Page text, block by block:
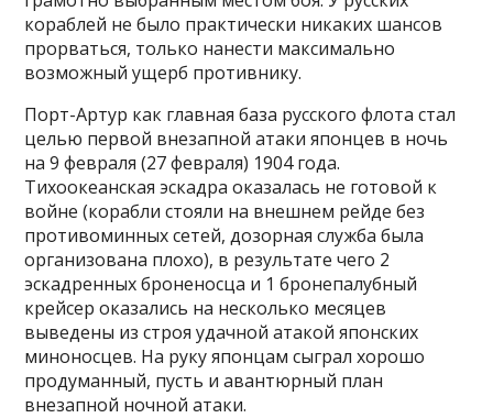
кораблей не было практически никаких шансов
прорваться, только нанести максимально
возможный ущерб противнику.
Порт-Артур как главная база русского флота стал
целью первой внезапной атаки японцев в ночь
на 9 февраля (27 февраля) 1904 года.
Тихоокеанская эскадра оказалась не готовой к
войне (корабли стояли на внешнем рейде без
противоминных сетей, дозорная служба была
организована плохо), в результате чего 2
эскадренных броненосца и 1 бронепалубный
крейсер оказались на несколько месяцев
выведены из строя удачной атакой японских
миноносцев. На руку японцам сыграл хорошо
продуманный, пусть и авантюрный план
внезапной ночной атаки.